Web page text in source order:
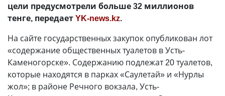
цели предусмотрели больше 32 миллионов
тенге, передаетYK-news.kz.
На сайте государственных закупок опубликован лот
«содержание общественных туалетов в Усть-
Каменогорске». Содержанию подлежат 20 туалетов,
которые находятся в парках «Саулетай» и «Нурлы
жол»; в районе Речного вокзала, Усть-